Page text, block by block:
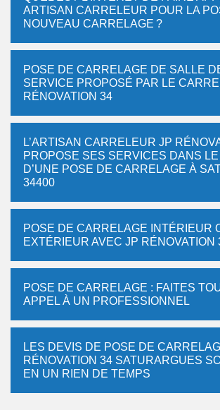
ARTISAN CARRELEUR POUR LA
NOUVEAU CARRELAGE ?
POSE DE CARRELAGE DE SALLE
SERVICE PROPOSÉ PAR LE
RÉNOVATION 34
L’ARTISAN CARRELEUR JP
PROPOSE SES SERVICES DANS
D’UNE POSE DE CARRELAGE À
34400
POSE DE CARRELAGE INTÉRIEUR
EXTÉRIEUR AVEC JP RÉNOVATION
POSE DE CARRELAGE : FAITES
APPEL À UN PROFESSIONNEL
LES DEVIS DE POSE DE
RÉNOVATION 34 SATURARGUES
EN UN RIEN DE TEMPS